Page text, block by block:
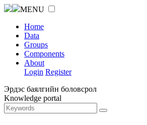
MENU
Home
Data
Groups
Components
About
Login Register
Эрдэс баялгийн боловсрол
Knowledge portal